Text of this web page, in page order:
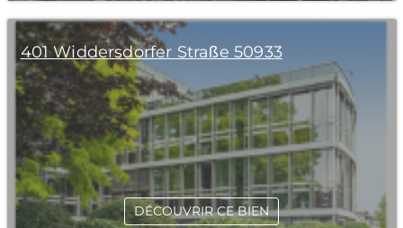
401 Widdersdorfer Straße 50933
DÉCOUVRIR CE BIEN